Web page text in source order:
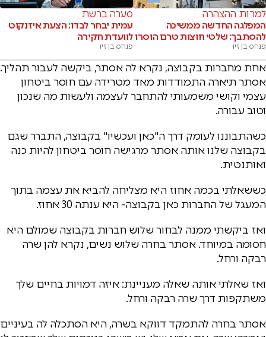
למרות ההצהרה
המפלגה החדשה ממשיכה
להסתבך: שלטי חוצות טרם הוסרו
פנחס בן זיו
סערה ברשת
עמית יבחר לבדו: הצעת איזנקוט
לוועדת חקירה
פנחס בן זיו
אחת מחברות בקבוצה, נקרא לה אסתר, ביקשה לעבור תהליך.
אסתר תיארה התמודדות מאד מטרידה עם חוסר ביטחון
עצמי וקושי משמעותי להתחבר לעצמה ולעשות מה שנכון
וטוב עבורה.
כשהתבוננו לעומק דרך ה"כאן ועכשיו" בקבוצה, התברר שגם
בקבוצה שלנו אותה אסתר מרגישה חוסר ביטחון להיות כנה
ואותנטית.
כששאלתי בכמה אחוז היא מצליחה להביא את עצמה בתוך
המעגל של החברות כאן בקבוצה- היא ענתה 30 אחוז.
ואז ביקשתי ממנה לבחור שלוש חברות בקבוצה שמולם היא
חסומה במיוחד. אסתר בחרה שלוש נשים, נקרא להן שרה
רבקה ורחל.
ואז שאלתי אותה שאלה מעניינת: איזה דמויות בחיים שלך
משתקפות דרך שרה רבקה ורחל.
אסתר בחרה להתמקד דווקא בשרה, היא הסתכלה לה בעיניים